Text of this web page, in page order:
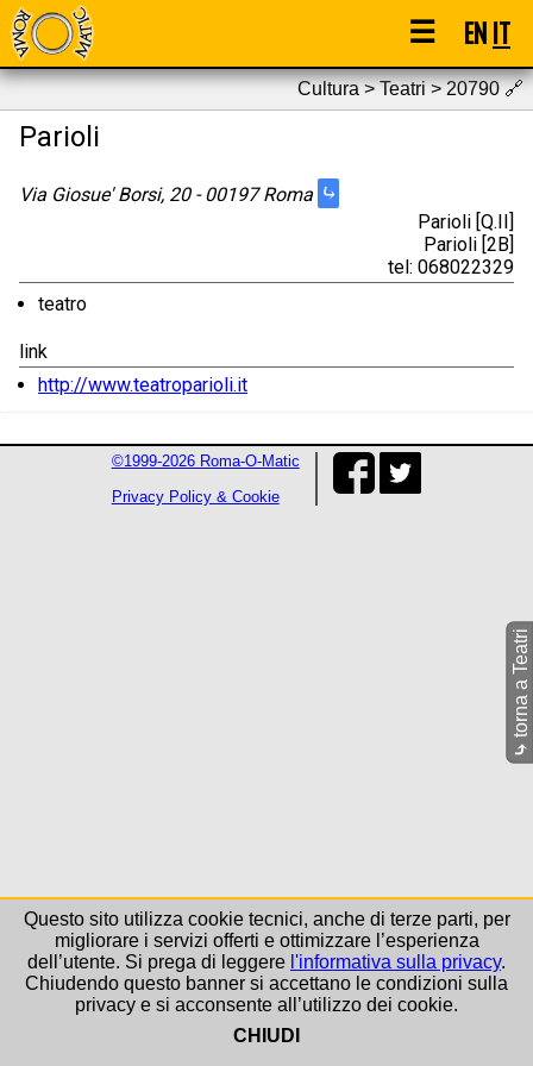
☰ ENIT
Cultura > Teatri > 20790🔗
Parioli
Via Giosue' Borsi, 20 - 00197 Roma ⤷
Parioli [Q.II]
Parioli [2B]
tel: 068022329
teatro
link
http://www.teatroparioli.it
⤷
torna a Teatri
©1999-2026 Roma-O-Matic
Privacy Policy & Cookie
Questo sito utilizza cookie tecnici, anche di terze parti, per
migliorare i servizi offerti e ottimizzare l’esperienza
dell’utente. Si prega di leggere l'informativa sulla privacy.
Chiudendo questo banner si accettano le condizioni sulla
privacy e si acconsente all’utilizzo dei cookie.
CHIUDI